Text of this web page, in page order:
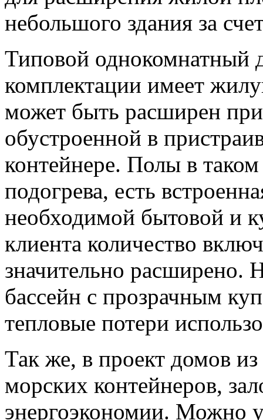
небольшого здания за
Типовой однокомнатный
комплектации имеет
может быть расширен
обустроенной в
контейнере. Полы в
подогрева, есть
необходимой бытовой и
клиента количество
значительно расширено.
бассейн с прозрачным
тепловые потери
Так же, в проект домов
морских контейнеров,
энергоэкономии. Можно